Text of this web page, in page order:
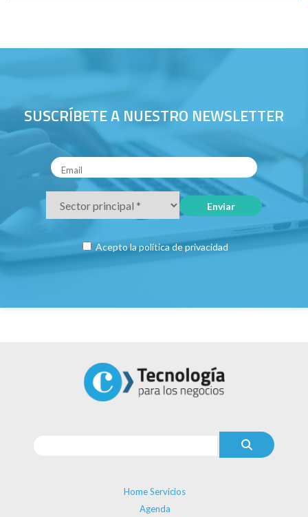
SUSCRÍBETE A NUESTRO NEWSLETTER
Acepto lapolítica de privacidad
Home Servicios
Agenda